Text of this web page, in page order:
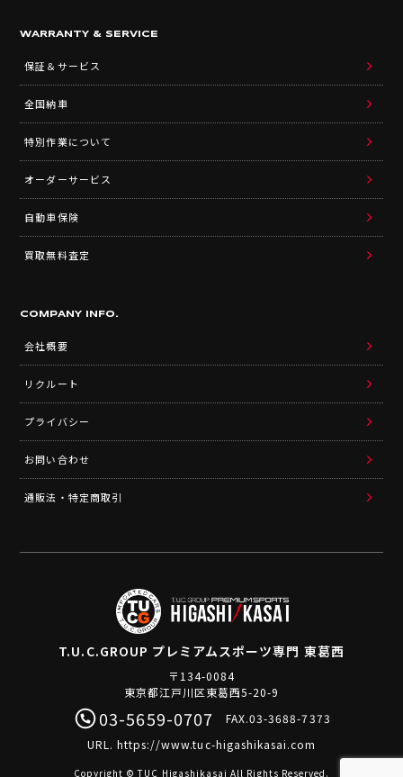
WARRANTY & SERVICE
保証＆サービス
全国納車
特別作業について
オーダーサービス
自動車保険
買取無料査定
COMPANY INFO.
会社概要
リクルート
プライバシー
お問い合わせ
通販法・特定商取引
T.U.C.GROUP プレミアムスポーツ専門 東葛西
〒134-0084
東京都江戸川区東葛西5-20-9
03-5659-0707
FAX.03-3688-7373
URL. https://www.tuc-higashikasai.com
Copyright © TUC Higashikasai All Rights Reserved.